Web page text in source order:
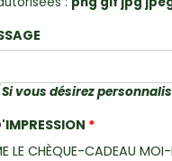
vous désirez
*
LE CHÈQUE-CADEAU